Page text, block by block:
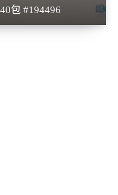
包 #194496